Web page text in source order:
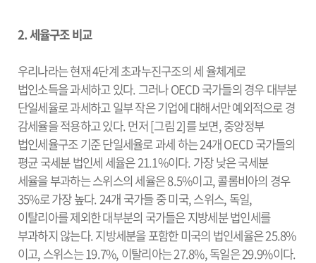
2. 세율구조 비교
우리나라는 현재 4단계 초과누진구조의 세 율체계로
법인소득을 과세하고 있다. 그러나 OECD 국가들의 경우 대부분
단일세율로 과세하고 일부 작은 기업에 대해서만 예외적으로 경
감세율을 적용하고 있다. 먼저 [그림 2]를 보면, 중앙정부
법인세율구조 기준 단일세율로 과세 하는 24개 OECD 국가들의
평균 국세분 법인세 세율은 21.1%이다. 가장 낮은 국세분
세율을 부과하는 스위스의 세율은 8.5%이고, 콜롬비아의 경우
35%로 가장 높다. 24개 국가들 중 미국, 스위스, 독일,
이탈리아를 제외한 대부분의 국가들은 지방세분 법인세를
부과하지 않는다. 지방세분을 포함한 미국의 법인세율은 25.8%
이고, 스위스는 19.7%, 이탈리아는 27.8%, 독일은 29.9%이다.